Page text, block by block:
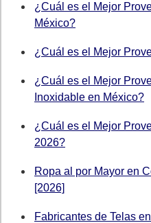
¿Cuál es el Mejor
México?
¿Cuál es el Mejor
¿Cuál es el Mejor
Inoxidable en México?
¿Cuál es el Mejor
2026?
Ropa al por Mayor en
[2026]
Fabricantes de Telas